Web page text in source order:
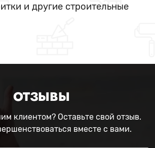
и другие строительные
ОТЗЫВЫ
клиентом? Оставьте свой отзыв.
вместе с вами.